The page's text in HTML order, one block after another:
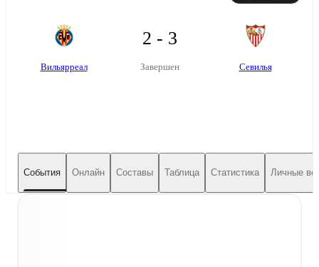
Вильярреал
2 - 3
Завершен Севилья
События Онлайн Составы Таблица Статистика Личные